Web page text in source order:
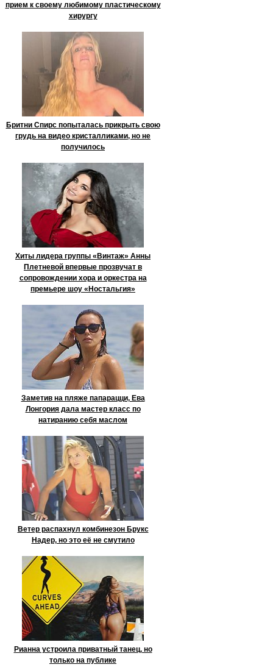
прием к своему любимому пластическому
хирургу
Бритни Спирс попыталась прикрыть свою
грудь на видео кристалликами, но не
получилось
Хиты лидера группы «Винтаж» Анны
Плетневой впервые прозвучат в
сопровождении хора и оркестра на
премьере шоу «Ностальгия»
Заметив на пляже папарацци, Ева
Лонгория дала мастер класс по
натиранию себя маслом
Ветер распахнул комбинезон Брукс
Надер, но это её не смутило
Рианна устроила приватный танец, но
только на публике